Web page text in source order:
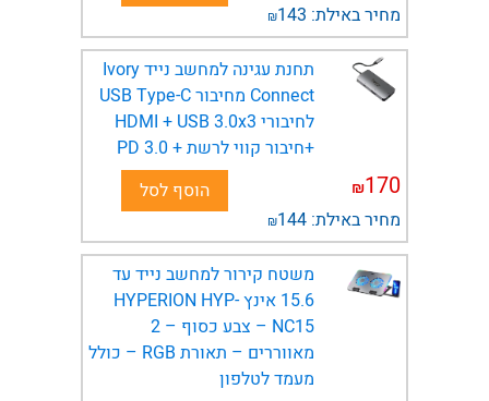
מחיר באילת: 143
₪
תחנת עגינה למחשב נייד Ivory
Connect מחיבור USB Type-C
לחיבורי HDMI + USB 3.0x3
+חיבור קווי לרשת + PD 3.0
170
₪
מחיר באילת: 144
₪
הוסף לסל
משטח קירור למחשב נייד עד
15.6 אינץ HYPERION HYP-
NC15 – צבע כסוף – 2
מאווררים – תאורת RGB – כולל
מעמד לטלפון